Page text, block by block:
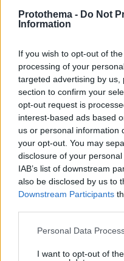
Protothema - Do Not
Information
If you wish to opt-out of
processing of your
targeted advertising by
section to confirm your
opt-out request is
interest-based ads based
us or personal information
your opt-out. You may
disclosure of your
IAB’s list of downstream
also be disclosed by us to
Downstream Participants
Please note that this
not limited to your visit or
Personal Data
I want to opt-out of
ΤΑ ΠΙΟ